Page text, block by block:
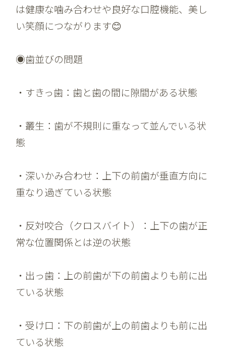
は健康な噛み合わせや良好な口腔機能、美し
い笑顔につながります😊
◉歯並びの問題
・すきっ歯：歯と歯の間に隙間がある状態
・叢生：歯が不規則に重なって並んでいる状
態
・深いかみ合わせ：上下の前歯が垂直方向に
重なり過ぎている状態
・反対咬合（クロスバイト）：上下の歯が正
常な位置関係とは逆の状態
・出っ歯：上の前歯が下の前歯よりも前に出
ている状態
・受け口：下の前歯が上の前歯よりも前に出
ている状態